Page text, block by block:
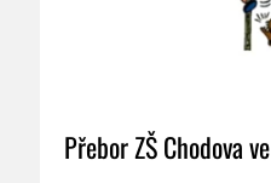
Přebor ZŠ Chodova